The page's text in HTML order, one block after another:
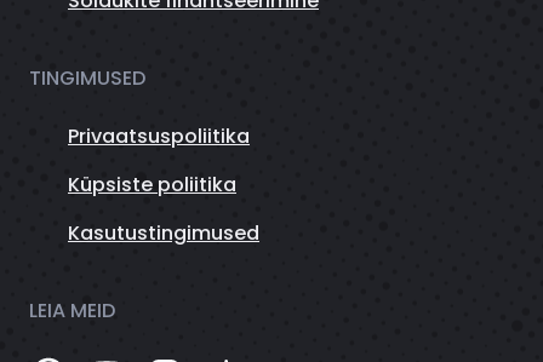
TINGIMUSED
Privaatsuspoliitika
Küpsiste poliitika
Kasutustingimused
LEIA MEID